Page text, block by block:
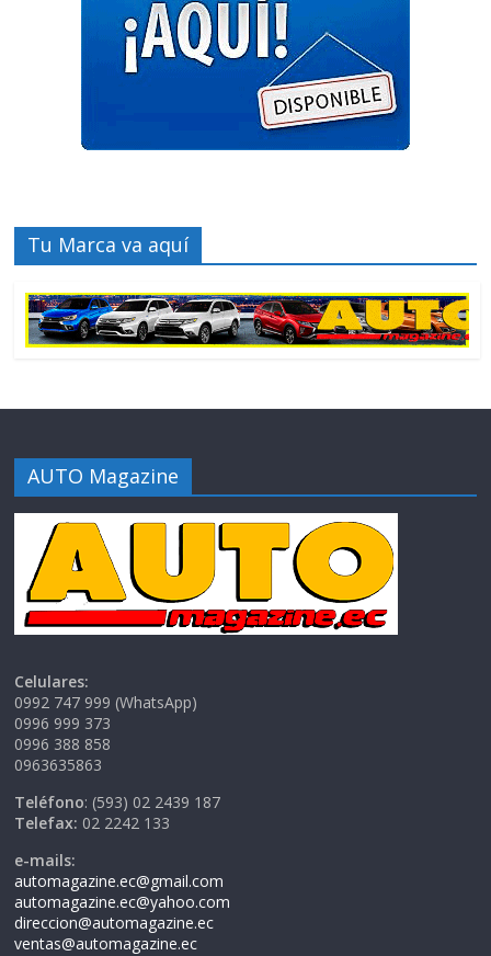
Tu Marca va aquí
AUTO Magazine
Celulares:
0992 747 999 (WhatsApp)
0996 999 373
0996 388 858
0963635863
Teléfono: (593) 02 2439 187
Telefax: 02 2242 133
e-mails:
automagazine.ec@gmail.com
automagazine.ec@yahoo.com
direccion@automagazine.ec
ventas@automagazine.ec